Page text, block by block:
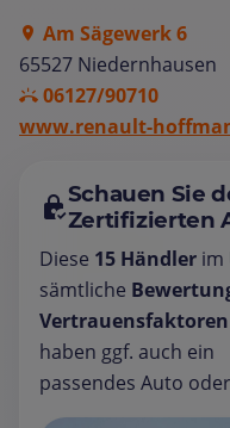
Am Sägewerk 6
65527 Niedernhausen
06127/90710
www.renault-
Schauen Sie
Zertifizierten
Diese 15 Händler im
sämtliche
haben ggf. auch ein
passendes Auto